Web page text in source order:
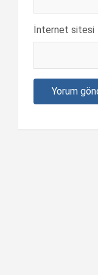
İnternet sitesi